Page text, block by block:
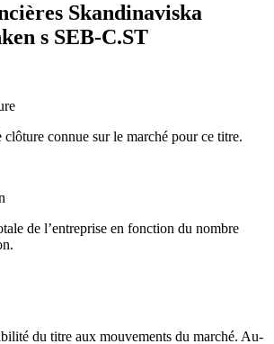
Skandinaviska
s SEB-C.ST
connue sur le marché pour ce titre.
de l’entreprise en fonction du nombre
du titre aux mouvements du marché. Au-